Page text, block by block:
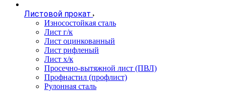
Листовой прокат
Износостойкая сталь
Лист г/к
Лист оцинкованный
Лист рифленый
Лист х/к
Просечно-вытяжной лист (ПВЛ)
Профнастил (профлист)
Рулонная сталь